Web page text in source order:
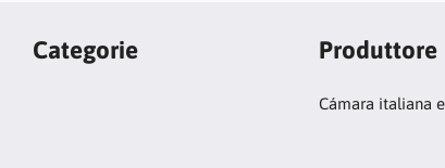
Categorie Produttore
Cámara italiana